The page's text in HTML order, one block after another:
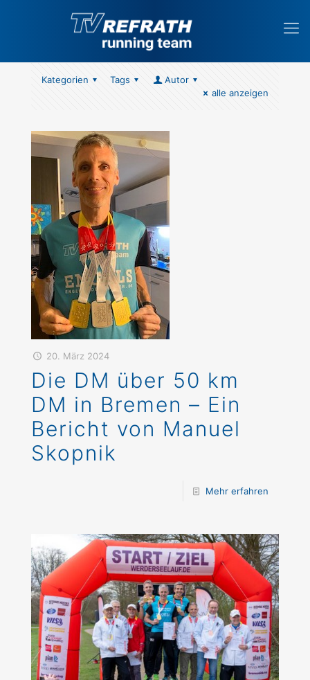
Kategorien Tags
Autor
alle anzeigen
20. März 2024
Die DM über 50 km
DM in Bremen – Ein
Bericht von Manuel
Skopnik
Mehr erfahren